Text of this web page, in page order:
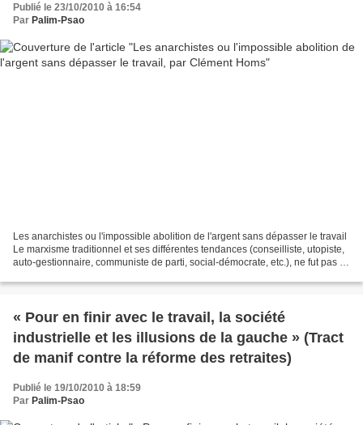
Publié le 23/10/2010 à 16:54
Par Palim-Psao
Les anarchistes ou l'impossible abolition de l'argent sans dépasser le travail
Le marxisme traditionnel et ses différentes tendances (conseilliste, utopiste,
auto-gestionnaire, communiste de parti, social-démocrate, etc.), ne fut pas le
« Pour en finir avec le travail, la société
industrielle et les illusions de la gauche » (Tract
de manif contre la réforme des retraites)
Publié le 19/10/2010 à 18:59
Par Palim-Psao